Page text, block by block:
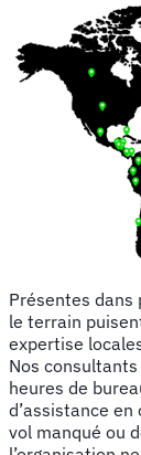
Présentes dans
le terrain
expertise
Nos
heures de
d’assistance
vol manqué ou